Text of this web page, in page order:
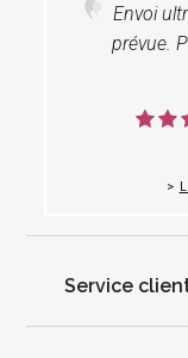
Envoi
prévue.
Service